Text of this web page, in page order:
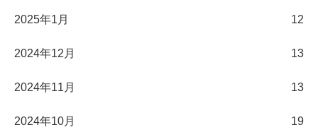
2025年1月 12
2024年12月 13
2024年11月 13
2024年10月 19